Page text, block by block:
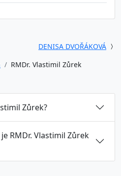
DENISA DVOŘÁKOVÁ
RMDr. Vlastimil Zůrek
Zůrek?
RMDr. Vlastimil Zůrek